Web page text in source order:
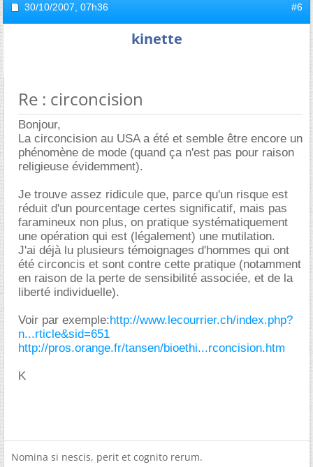
30/10/2007, 07h36 #6
kinette
Re : circoncision
Bonjour,
La circoncision au USA a été et semble être encore un
phénomène de mode (quand ça n'est pas pour raison
religieuse évidemment).
Je trouve assez ridicule que, parce qu'un risque est
réduit d'un pourcentage certes significatif, mais pas
faramineux non plus, on pratique systématiquement
une opération qui est (légalement) une mutilation.
J'ai déjà lu plusieurs témoignages d'hommes qui ont
été circoncis et sont contre cette pratique (notamment
en raison de la perte de sensibilité associée, et de la
liberté individuelle).
Voir par exemple:http://www.lecourrier.ch/index.php?
n...rticle&sid=651
http://pros.orange.fr/tansen/bioethi...rconcision.htm
K
Nomina si nescis, perit et cognito rerum.